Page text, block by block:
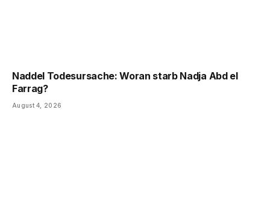
Naddel Todesursache: Woran starb Nadja Abd el
Farrag?
August 4, 2026